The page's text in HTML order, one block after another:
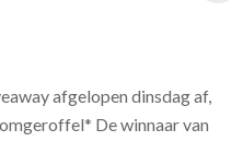
afgelopen dinsdag af,
De winnaar van